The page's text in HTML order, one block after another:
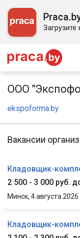
Загрузите
ООО
ekspoforma.by
Вакансии
Кладовщик-
2 500 - 3 000 руб.
Минск, 4 августа 2026
Кладовщик-